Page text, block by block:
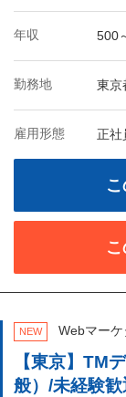
年収 500
勤務地 東京
雇用形態 正社
NEW Webマーケ
【東京】TM
般）/未経験歓